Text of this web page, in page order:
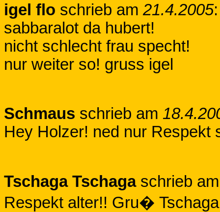
igel flo schrieb am 21.4.2005:
sabbaralot da hubert!
nicht schlecht frau specht!
nur weiter so! gruss igel
Schmaus schrieb am
Hey Holzer! ned nur Respekt
Tschaga Tschagaschrieb
Respekt alter!! Gru�